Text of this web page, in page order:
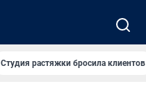
Студия растяжки бросила клиентов